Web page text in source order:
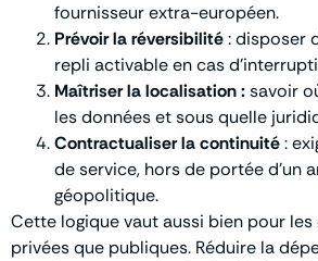
fournisseur extra-européen.
Prévoir la réversibilité: disposer
repli activable en cas
Maîtriser la localisation :savoir
les données et sous quelle
Contractualiser la continuité:
de service, hors de portée d’un
géopolitique.
Cette logique vaut aussi bien pour
privées que publiques. Réduire la